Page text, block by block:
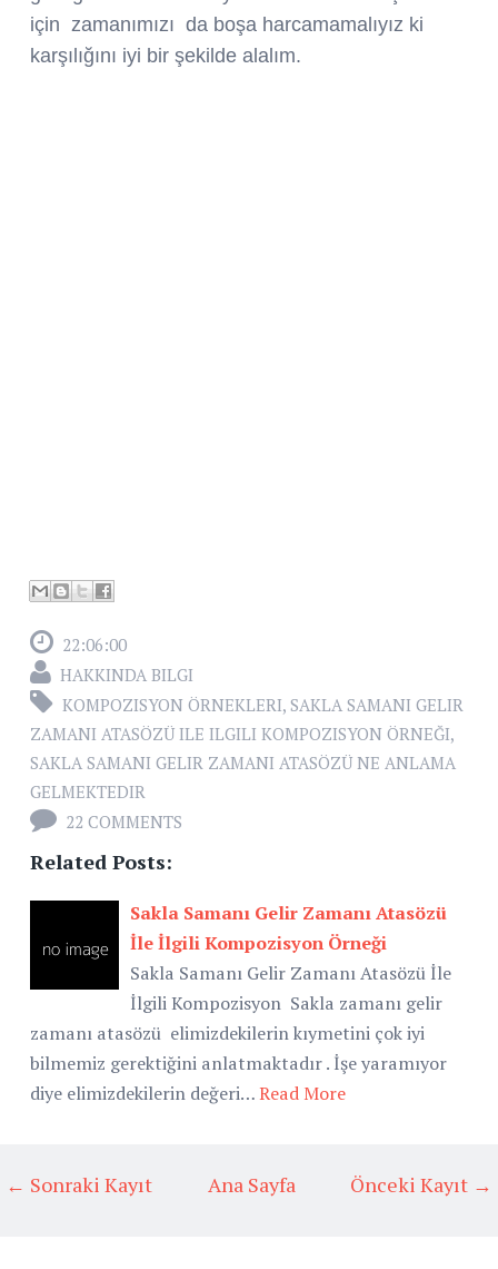
için zamanımızı da boşa harcamamalıyız ki
karşılığını iyi bir şekilde alalım.
22:06:00
HAKKINDA BILGI
KOMPOZISYON ÖRNEKLERI, SAKLA SAMANI GELIR
ZAMANI ATASÖZÜ ILE ILGILI KOMPOZISYON ÖRNEĞI,
SAKLA SAMANI GELIR ZAMANI ATASÖZÜ NE ANLAMA
GELMEKTEDIR
22 COMMENTS
Related Posts:
Sakla Samanı Gelir Zamanı Atasözü
İle İlgili Kompozisyon Örneği
Sakla Samanı Gelir Zamanı Atasözü İle
İlgili Kompozisyon Sakla zamanı gelir
zamanı atasözü elimizdekilerin kıymetini çok iyi
bilmemiz gerektiğini anlatmaktadır . İşe yaramıyor
diye elimizdekilerin değeri…Read More
← Sonraki Kayıt Önceki Kayıt →
Ana Sayfa